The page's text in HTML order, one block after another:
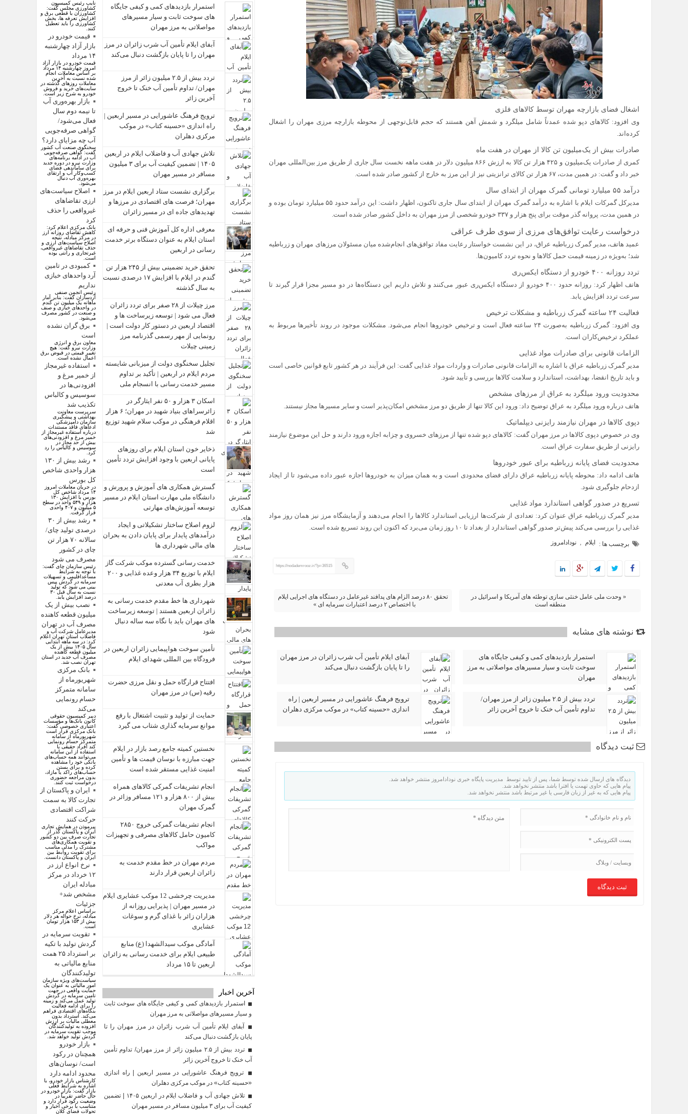
اشغال فضای بازارچه مهران توسط کالاهای فلزی
وی افزود: کالاهای دپو شده عمدتاً شامل میلگرد و شمش آهن هستند که حجم قابل‌توجهی از محوطه بازارچه مرزی مهران را اشغال
کرده‌اند.
صادرات بیش از یک‌میلیون تن کالا از مهران در هفت ماه
کمری از صادرات یک‌میلیون و ۴۲۵ هزار تن کالا به ارزش ۸۶۶ میلیون دلار در هفت ماهه نخست سال جاری از طریق مرز بین‌المللی مهران
خبر داد و گفت: در همین مدت، ۶۷ هزار تن کالای ترانزیتی نیز از این مرز به خارج از کشور صادر شده است.
درآمد ۵۵ میلیارد تومانی گمرک مهران از ابتدای سال
مدیرکل گمرکات ایلام با اشاره به درآمد گمرک مهران از ابتدای سال جاری تاکنون، اظهار داشت: این درآمد حدود ۵۵ میلیارد تومان بوده و
در همین مدت، پروانه گذر موقت برای پنج هزار و ۳۳۷ خودرو شخصی از مرز مهران به داخل کشور صادر شده است.
درخواست رعایت توافق‌های مرزی از سوی طرف عراقی
عمید هاتف، مدیر گمرک زرباطیه عراق، در این نشست خواستار رعایت مفاد توافق‌های انجام‌شده میان مسئولان مرزهای مهران و زرباطیه
شد؛ به‌ویژه در زمینه قیمت حمل کالاها و نحوه تردد کامیون‌ها.
تردد روزانه ۴۰۰ خودرو از دستگاه ایکس‌ری
هاتف اظهار کرد: روزانه حدود ۴۰۰ خودرو از دستگاه ایکس‌ری عبور می‌کنند و تلاش داریم این دستگاه‌ها در دو مسیر مجزا قرار گیرند تا
سرعت تردد افزایش یابد.
فعالیت ۲۴ ساعته گمرک زرباطیه و مشکلات ترخیص
وی افزود: گمرک زرباطیه به‌صورت ۲۴ ساعته فعال است و ترخیص خودروها انجام می‌شود. مشکلات موجود در روند تأخیرها مربوط به
عملکرد ترخیص‌کاران است.
الزامات قانونی برای صادرات مواد غذایی
مدیر گمرک زرباطیه عراق با اشاره به الزامات قانونی صادرات و واردات مواد غذایی گفت: این فرآیند در هر کشور تابع قوانین خاصی است
و باید تاریخ انقضا، بهداشت، استاندارد و سلامت کالاها بررسی و تأیید شود.
محدودیت ورود میلگرد به عراق از مرزهای مشخص
هاتف درباره ورود میلگرد به عراق توضیح داد: ورود این کالا تنها از طریق دو مرز مشخص امکان‌پذیر است و سایر مسیرها مجاز نیستند.
دپوی کالاها در مهران نیازمند رایزنی دیپلماتیک
وی در خصوص دپوی کالاها در مرز مهران گفت: کالاهای دپو شده تنها از مرزهای خسروی و چزابه اجازه ورود دارند و حل این موضوع نیازمند
رایزنی از طریق سفارت عراق است.
محدودیت فضای پایانه زرباطیه برای عبور خودروها
هاتف ادامه داد: محوطه پایانه زرباطیه عراق دارای فضای محدودی است و به همان میزان به خودروها اجازه عبور داده می‌شود تا از ایجاد
ازدحام جلوگیری شود.
تسریع در صدور گواهی استاندارد مواد غذایی
مدیر گمرک زرباطیه عراق عنوان کرد: تعدادی از شرکت‌ها ارزیابی استاندارد کالاها را انجام می‌دهند و آزمایشگاه مرز نیز همان روز مواد
غذایی را بررسی می‌کند پیش‌تر صدور گواهی استاندارد از بغداد تا ۱۰ روز زمان می‌برد که اکنون این روند تسریع شده است.
برچسب ها : ایلام , نودادامروز
https://nodademrooz.ir/?p=36515
« وحدت ملی عامل خنثی‌ سازی توطئه‌ های آمریکا و اسرائیل در
منطقه است
تحقق ۸۰ درصد الزام‌ های پدافند غیرعامل در دستگاه‌ های اجرایی ایلام
با اختصاص ۲ درصد اعتبارات سرمایه‌ ای »
نوشته های مشابه
استمرار بازدیدهای کمی و کیفی جایگاه‌ های
سوخت ثابت و سیار مسیرهای مواصلاتی به مرز
مهران
آبفای ایلام تأمین آب شرب زائران در مرز مهران
را تا پایان بازگشت دنبال می‌کند
تردد بیش از ۲.۵ میلیون زائر از مرز مهران/
تداوم تأمین آب خنک تا خروج آخرین زائر
ترویج فرهنگ عاشورایی در مسیر اربعین | راه‌
اندازی «حسینه کتاب» در موکب مرکزی دهلران
ثبت دیدگاه
دیدگاه های ارسال شده توسط شما، پس از تایید توسط مدیریت پایگاه خبری نودادامروز منتشر خواهد شد.
پیام هایی که حاوی تهمت یا افترا باشد منتشر نخواهد شد.
پیام هایی که به غیر از زبان فارسی یا غیر مرتبط باشد منتشر نخواهد شد.
استمرار بازدیدهای کمی و کیفی جایگاه‌
های سوخت ثابت و سیار مسیرهای
مواصلاتی به مرز مهران
آبفای ایلام تأمین آب شرب زائران در مرز
مهران را تا پایان بازگشت دنبال می‌کند
تردد بیش از ۲.۵ میلیون زائر از مرز
مهران/ تداوم تأمین آب خنک تا خروج
آخرین زائر
ترویج فرهنگ عاشورایی در مسیر اربعین |
راه‌ اندازی «حسینه کتاب» در موکب
مرکزی دهلران
تلاش جهادی آب و فاضلاب ایلام در اربعین
۱۴۰۵ | تضمین کیفیت آب برای ۳ میلیون
مسافر در مسیر مهران
برگزاری نشست ستاد اربعین ایلام در مرز
مهران؛ فرصت‌ های اقتصادی در مرزها و
تهدیدهای جاده‌ ای در مسیر زائران
معرفی اداره کل آموزش فنی و حرفه‌ ای
استان ایلام به‌ عنوان دستگاه برتر خدمت‌
رسانی در اربعین
تحقق خرید تضمینی بیش از ۲۴۵ هزار تن
گندم در ایلام با افزایش ۱۷ درصدی نسبت
به سال گذشته
مرز چیلات از ۲۸ صفر برای تردد زائران
فعال می‌ شود | توسعه زیرساخت‌ ها و
اقتصاد اربعین در دستور کار دولت است |
رونمایی از مهر رسمی گذرنامه مرز
زمینی چیلات
تجلیل سخنگوی دولت از میزبانی شایسته
مردم ایلام در اربعین | تأکید بر تداوم
مسیر خدمت‌ رسانی با انسجام ملی
اسکان ۳ هزار و ۵۰ نفر ایثارگر در
زائرسراهای بنیاد شهید در مهران؛ ۶ هزار
اقلام فرهنگی در موکب سلام شهید توزیع
شد
ذخایر خون استان ایلام برای روزهای
پایانی اربعین با وجود افزایش تردد تأمین
است
گسترش همکاری‌ های آموزش و پرورش و
دانشگاه ملی مهارت استان ایلام در مسیر
توسعه آموزش‌های مهارتی
لزوم اصلاح ساختار تشکیلاتی و ایجاد
درآمدهای پایدار برای پایان دادن به بحران‌
های مالی شهرداری‌ ها
خدمت رسانی گسترده موکب شرکت گاز
ایلام با توزیع ۳۴ هزار وعده غذایی و ۲۰۰
هزار بطری آب معدنی
شهرداری‌ ها خط مقدم خدمت ‌رسانی به
زائران اربعین هستند | توسعه زیرساخت
‌های مهران باید با نگاه سه‌ ساله دنبال
شود
تأمین سوخت هواپیمایی زائران اربعین در
فرودگاه بین المللی شهدای ایلام
افتتاح قرارگاه حمل‌ و نقل مرزی حضرت
رقیه (س) در مرز مهران
حمایت از تولید و تثبیت اشتغال با رفع
موانع سرمایه‌ گذاری شتاب می‌ گیرد
نخستین کمیته جامع رصد بازار در ایلام
جهت مبارزه با نوسان قیمت‌ ها و تأمین
امنیت غذایی مستقر شده است
انجام تشریفات گمرکی کالاهای همراه
بیش از ۸۰۰ هزار و ۱۲۱ مسافر وزائر در
گمرک مهران
انجام تشریفات گمرکی خروج ۲۸۵۰
کامیون حامل کالاهای مصرفی و تجهیزات
مواکب
مردم مهران در خط مقدم خدمت به
زائران اربعین قرار دارند
مدیریت چرخشی 12 موکب‌ عشایری ایلام
در مسیر مهران | پذیرایی روزانه از
هزاران زائر با غذای گرم و سوغات
عشایری
آمادگی موکب سیدالشهدا (ع) منابع
طبیعی ایلام برای خدمت‌ رسانی به زائران
اربعین تا ۱۵ مرداد
آخرین اخبار
استمرار بازدیدهای کمی و کیفی جایگاه‌ های سوخت ثابت
و سیار مسیرهای مواصلاتی به مرز مهران
آبفای ایلام تأمین آب شرب زائران در مرز مهران را تا
پایان بازگشت دنبال می‌کند
تردد بیش از ۲.۵ میلیون زائر از مرز مهران/ تداوم تأمین
آب خنک تا خروج آخرین زائر
ترویج فرهنگ عاشورایی در مسیر اربعین | راه‌ اندازی
«حسینه کتاب» در موکب مرکزی دهلران
تلاش جهادی آب و فاضلاب ایلام در اربعین ۱۴۰۵ | تضمین
کیفیت آب برای ۳ میلیون مسافر در مسیر مهران
نایب رئیس کمیسیون
کشاورزی مجلس گفت:
کشاورزان با قطعی برق و
افزایش تعرفه ها، بخش
کشاورزی را باید تعطیل
کنند.
قیمت خودرو در
بازار آزاد چهارشنبه
۱۴ مرداد
قیمت خودرو در بازار آزاد
امروز چهارشنبه ۱۴ مرداد
بر اساس معاملات انجام
شده نسبت به آخرین
معاملات روز‌های گذشته در
سایت‌های خرید و فروش
خودرو به شرح زیر است.
بازار بهره‌وری آب
تا نیمه دوم سال
فعال می‌شود/
گواهی صرفه‌جویی
آب چه مزایای دارد؟
سخنگوی صنعت آب کشور
گفت: گواهی صرفه‌جویی
آب در ادامه برنامه‌های
وزارت نیرو در دوره جدید
برای ساماندهی فضای
کسب‌وکار آب و ارتقای
بهره‌وری آب دنبال
می‌شود.
اصلاح سیاست‌های
ارزی تقاضاهای
غیرواقعی را حذف
کرد
بانک مرکزی اعلام کرد:
کاهش تقاضای روزانه ارز
در مرکز مبادله، نتیجه
اصلاح سیاست‌های ارزی و
حذف تقاضا‌های غیرواقعی،
غیرتجاری و رانتی بوده
است.
کمبودی در تامین
آرد واحد‌های خبازی
نداریم
رئیس انجمن صنفی
آردسازان گفت: بنابر آمار
ماهانه یک میلیون تن گندم
در واحد‌های خبازی و صنف
و صنعت در کشور مصرف
می‌شود.
برق گران نشده
است
معاون برق و انرژی
وزارت نیرو گفت: هیچ
تغییر قیمتی در قبوض برق
اعمال نشده است.
استفاده غیرمجاز
از خمیر مرغ و
افزودنی‌ها در
سوسیس و کالباس
تکذیب شد
سرپرست معاونت
بهداشتی و پیشگیری
سازمان دامپزشکی
ادعاهای فاقد مستندات
درباره استفاده غیرمجاز از
خمیر مرغ و افزودنی‌های
بیش از حد مجاز در
سوسیس و کالباس را رد
کرد.
رشد بیش از ۱۳۰
هزار واحدی شاخص
کل بورس
در جریان معاملات امروز
۱۴ مرداد شاخص کل
بورس با افزایش ۱۳۰
هزار و ۵۴۹ واحد در سطح
۵ میلیون و ۴۰۷ واحدی
قرار گرفت.
رشد بیش از ۳۰
درصدی تولید چای/
سالانه ۷۰ هزار تن
چای در کشور
مصرف می شود
رئیس سازمان چای گفت:
با توجه به شرایط
مساعداقلیمی و تسهیلات
سرمایه در گردش پیس
بینی می شود که تولید
نسبت به سال قبل ۳۰
درصد افزایش یابد.
نصب بیش از یک
میلیون قطعه کاهنده
مصرف آب در تهران
مدیرعامل شرکت آب و
فاضلاب استان تهران اعلام
کرد: در سه ماهه ابتدایی
سال ۱۴۰۵ بیش از یک
میلیون قطعه کاهنده
مصرف آب جدید در استان
تهران نصب شد.
بانک مرکزی
شهریورماه از
سامانه متمرکز
حسام رونمایی
می‌کند
دبیر کمیسیون حقوقی
کانون بانک‌ها و مؤسسات
اعتباری خصوصی گفت:
بانک مرکزی قرار است
شهریورماه از سامانه
متمرکز حسام رونمایی
کند افراد حقیقی با
استفاده از این سامانه
می‌توانند همه حساب‌های
بانکی خود را مشاهده
کرده و برای بستن
حساب‌های راکد یا مازاد،
بدون مراجعه حضوری
درخواست ثبت کنند.
ایران و پاکستان از
تجارت کالا به سمت
شراکت اقتصادی
حرکت کنند
پیرموذن در همایش تجاری
ایران و پاکستان گذر از
تجارت صرف بین دو کشور
و تقویت همکاری‌های
مشترک را مدلی مناسب
برای تقویت روابط بین
ایران و پاکستان دانست.
نرخ انواع ارز در
۱۲ خرداد در مرکز
مبادله ایران
مشخص شد+
جزئیات
براساس اعلام مرکز
مبادله، نرخ حواله هر دلار
بیش از ۱۵۳ هزار تومان
است.
تقویت سرمایه در
گردش تولید با تکیه
بر استرداد ۲۵ همت
منابع مالیاتی به
تولیدکنندگان
سیاست‌های ویژه سازمان
امور مالیاتی به عنوان یک
حمایت واقعی در جهت
تامین سرمایه در گردش
تولید عمل می‌کند و زمینه
را برای ادامه فعالیت
بنگاه‌های اقتصادی فراهم
می‌کند. استرداد بدون
معطلی مالیات بر ارزش
افزوده به تولیدکنندگان
موجب تقویت سرمایه در
گردش تولید خواهد شد.
بازار خودرو
همچنان در رکود
است/ نوسان‌های
محدود ادامه دارد
کارشناس بازار خودرو، با
اشاره به شرایط فعلی
بازار گفت: بازار خودرو در
حال حاضر تقریباً در
وضعیت رکود قرار دارد و
متناسب با برخی اخبار و
تحولات فضای کلان